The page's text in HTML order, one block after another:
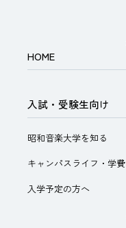
HOME
入試・受験生向け
昭和音楽大学を知る
キャンパスライフ・学費
入学予定の方へ